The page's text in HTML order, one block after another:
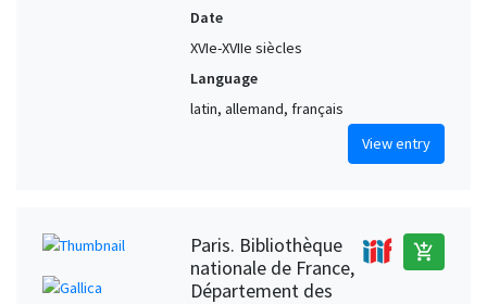
Date
XVIe-XVIIe siècles
Language
latin, allemand, français
View entry
Paris. Bibliothèque
nationale de France,
Département des
add_shopping_cart